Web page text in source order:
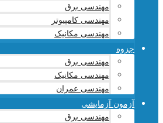
مهندسی برق
مهندسی کامپیوتر
مهندسی مکانیک
جزوه
مهندسی برق
مهندسی مکانیک
مهندسی عمران
آزمون آزمایشی
مهندسی برق